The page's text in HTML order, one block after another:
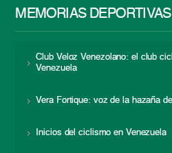
MEMORIAS DEPORTIVAS
Club Veloz Venezolano: el club
Venezuela
Vera Fortique: voz de la hazaña
Inicios del ciclismo en Venezuela